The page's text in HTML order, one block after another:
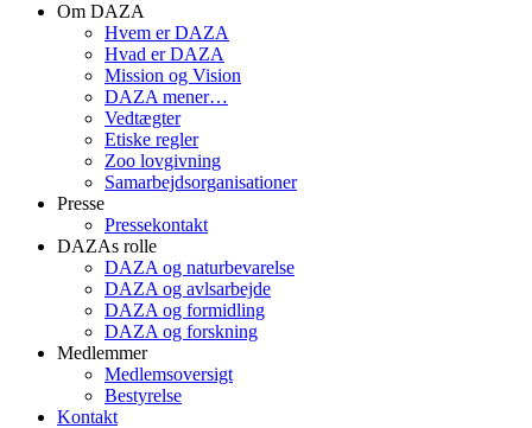
Om DAZA
Hvem er DAZA
Hvad er DAZA
Mission og Vision
DAZA mener…
Vedtægter
Etiske regler
Zoo lovgivning
Samarbejdsorganisationer
Presse
Pressekontakt
DAZAs rolle
DAZA og natur­bevarelse
DAZA og avls­arbejde
DAZA og formidling
DAZA og forskning
Medlemmer
Medlemsoversigt
Bestyrelse
Kontakt